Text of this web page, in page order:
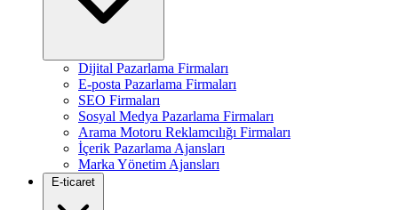
Dijital Pazarlama Firmaları
E-posta Pazarlama Firmaları
SEO Firmaları
Sosyal Medya Pazarlama Firmaları
Arama Motoru Reklamcılığı Firmaları
İçerik Pazarlama Ajansları
Marka Yönetim Ajansları
E-ticaret